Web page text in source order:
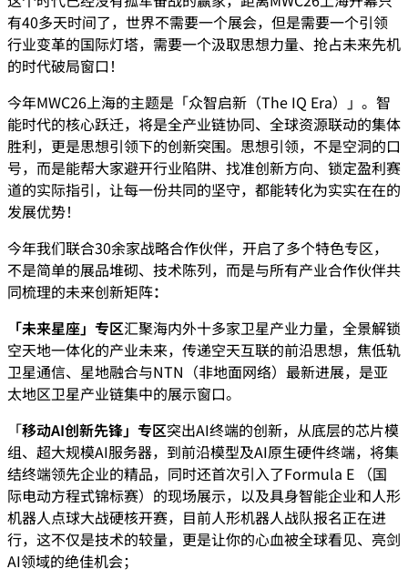
有40多天时间了，世界不需要一个展会，但是需要一个引领
行业变革的国际灯塔，需要一个汲取思想力量、抢占未来先机
的时代破局窗口！
今年MWC26上海的主题是「众智启新（The IQ Era）」。智
能时代的核心跃迁，将是全产业链协同、全球资源联动的集体
胜利，更是思想引领下的创新突围。思想引领，不是空洞的口
号，而是能帮大家避开行业陷阱、找准创新方向、锁定盈利赛
道的实际指引，让每一份共同的坚守，都能转化为实实在在的
发展优势！
今年我们联合30余家战略合作伙伴，开启了多个特色专区，
不是简单的展品堆砌、技术陈列，而是与所有产业合作伙伴共
同梳理的未来创新矩阵：
「未来星座」专区汇聚海内外十多家卫星产业力量，全景解锁
空天地一体化的产业未来，传递空天互联的前沿思想，焦低轨
卫星通信、星地融合与NTN（非地面网络）最新进展，是亚
太地区卫星产业链集中的展示窗口。
「移动AI创新先锋」专区突出AI终端的创新，从底层的芯片模
组、超大规模AI服务器，到前沿模型及AI原生硬件终端，将集
结终端领先企业的精品，同时还首次引入了Formula E （国
际电动方程式锦标赛）的现场展示，以及具身智能企业和人形
机器人点球大战硬核开赛，目前人形机器人战队报名正在进
行，这不仅是技术的较量，更是让你的心血被全球看见、亮剑
AI领域的绝佳机会；